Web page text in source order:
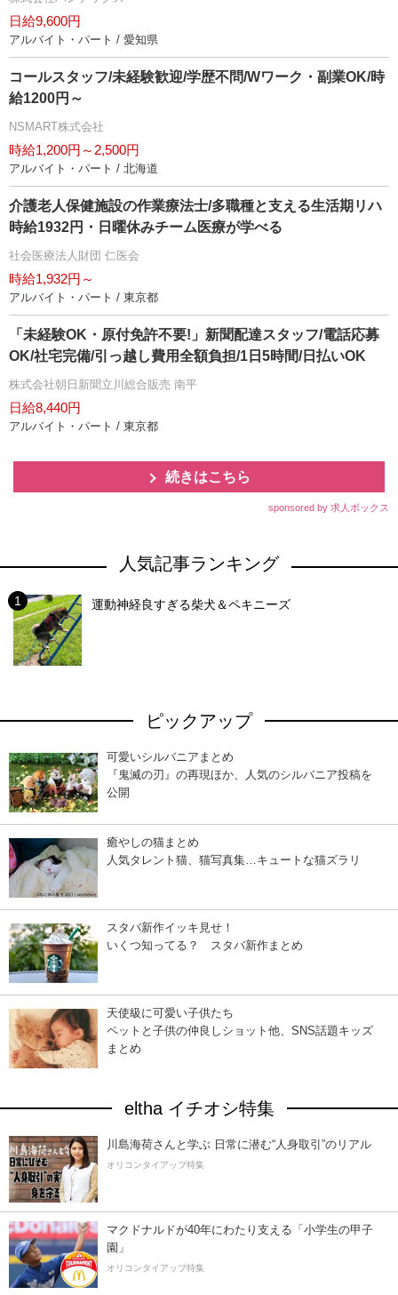
日給9,600円
アルバイト・パート / 愛知県
コールスタッフ/未経験歓迎/学歴不問/Wワーク・副業OK/時
給1200円～
NSMART株式会社
時給1,200円～2,500円
アルバイト・パート / 北海道
介護老人保健施設の作業療法士/多職種と支える生活期リハ
時給1932円・日曜休みチーム医療が学べる
社会医療法人財団 仁医会
時給1,932円～
アルバイト・パート / 東京都
「未経験OK・原付免許不要!」新聞配達スタッフ/電話応募
OK/社宅完備/引っ越し費用全額負担/1日5時間/日払いOK
株式会社朝日新聞立川総合販売 南平
日給8,440円
アルバイト・パート / 東京都
続きはこちら
sponsored by 求人ボックス
人気記事ランキング
運動神経良すぎる柴犬＆ペキニーズ
ピックアップ
可愛いシルバニアまとめ
『鬼滅の刃』の再現ほか、人気のシルバニア投稿を
公開
癒やしの猫まとめ
人気タレント猫、猫写真集…キュートな猫ズラリ
スタバ新作イッキ見せ！
いくつ知ってる？ スタバ新作まとめ
天使級に可愛い子供たち
ペットと子供の仲良しショット他、SNS話題キッズ
まとめ
eltha イチオシ特集
川島海荷さんと学ぶ 日常に潜む“人身取引”のリアル
オリコンタイアップ特集
マクドナルドが40年にわたり支える「小学生の甲子
園」
オリコンタイアップ特集